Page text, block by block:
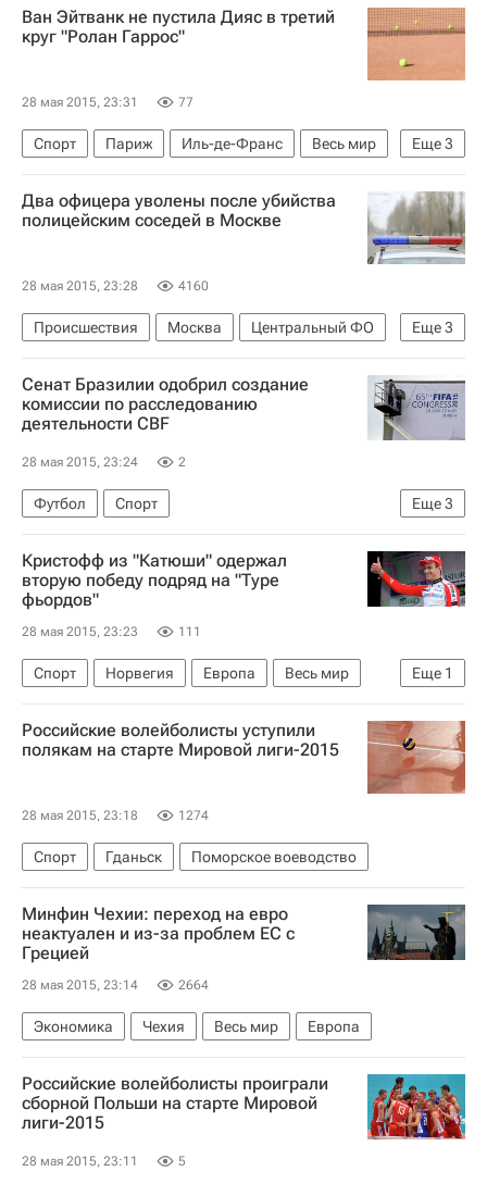
Бразильская конфедерация футбола
Ван Эйтванк не пустила Дияс в третий
круг "Ролан Гаррос"
28 мая 2015, 23:31 77
Еще3
Спорт Париж Иль-де-Франс
Весь мир
Европа
Франция Ролан Гаррос
Два офицера уволены после убийства
полицейским соседей в Москве
28 мая 2015, 23:28 4160
Еще3
Происшествия Москва
Центральный ФО
Весь мир
Европа Россия
Сенат Бразилии одобрил создание
комиссии по расследованию
деятельности CBF
28 мая 2015, 23:24 2
Еще3
Футбол
Спорт
Международная федерация футбола (ФИФА)
CBF
Коррупционный скандал в Международной федерации футбола (ФИФА). Аресты, версии, мнения и комментарии
Кристофф из "Катюши" одержал
вторую победу подряд на "Туре
фьордов"
28 мая 2015, 23:23 111
Еще 1
Спорт Норвегия Европа
Весь мир
Александр Кристофф
Российские волейболисты уступили
полякам на старте Мировой лиги-2015
28 мая 2015, 23:18 1274
Спорт Гданьск Поморское воеводство
Минфин Чехии: переход на евро
неактуален и из-за проблем ЕС с
Грецией
28 мая 2015, 23:14 2664
Экономика Чехия Весь мир Европа
Российские волейболисты проиграли
сборной Польши на старте Мировой
лиги-2015
28 мая 2015, 23:11 5